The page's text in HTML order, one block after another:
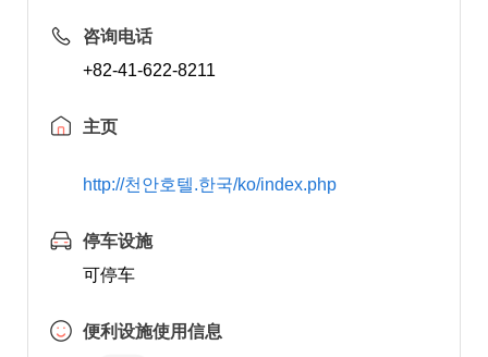
咨询电话
+82-41-622-8211
主页
http://천안호텔.한국/ko/index.php
停车设施
可停车
便利设施使用信息